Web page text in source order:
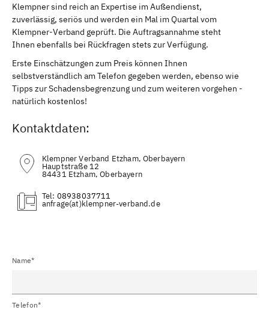
Klempner sind reich an Expertise im Außendienst,
zuverlässig, seriös und werden ein Mal im Quartal vom
Klempner-Verband geprüft. Die Auftragsannahme steht
Ihnen ebenfalls bei Rückfragen stets zur Verfügung.
Erste Einschätzungen zum Preis können Ihnen
selbstverständlich am Telefon gegeben werden, ebenso wie
Tipps zur Schadensbegrenzung und zum weiteren vorgehen -
natürlich kostenlos!
Kontaktdaten:
Klempner Verband Etzham, Oberbayern
Hauptstraße 12
84431 Etzham, Oberbayern
Tel: 08938037711
(at)
Name*
Telefon*